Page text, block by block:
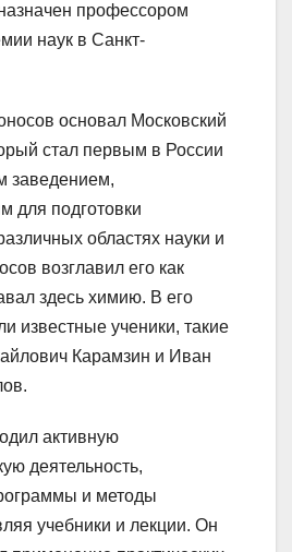
профессором
наук в Санкт-
основал Московский
стал первым в России
заведением,
для подготовки
областях науки и
возглавил его как
здесь химию. В его
известные ученики, такие
Карамзин и Иван
активную
деятельность,
и методы
учебники и лекции. Он